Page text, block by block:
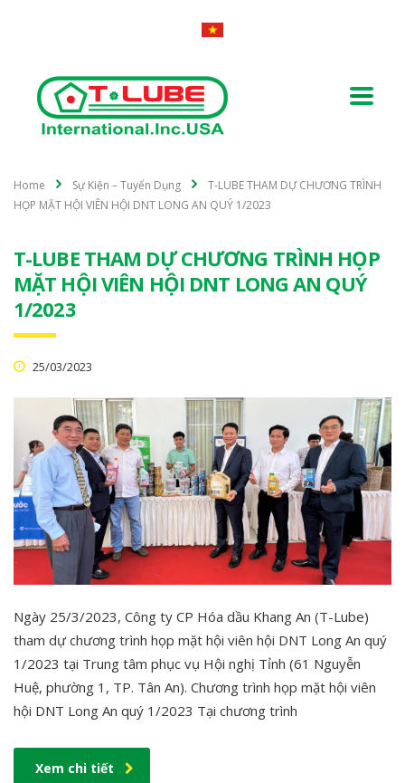
Home Sự Kiện – Tuyển Dụng
T-LUBE THAM DỰ CHƯƠNG TRÌNH
HỌP MẶT HỘI VIÊN HỘI DNT LONG AN QUÝ 1/2023
T-LUBE THAM DỰ CHƯƠNG TRÌNH HỌP
MẶT HỘI VIÊN HỘI DNT LONG AN QUÝ
1/2023
25/03/2023
Ngày 25/3/2023, Công ty CP Hóa dầu Khang An (T-Lube)
tham dự chương trình họp mặt hội viên hội DNT Long An quý
1/2023 tại Trung tâm phục vụ Hội nghị Tỉnh (61 Nguyễn
Huệ, phường 1, TP. Tân An). Chương trình họp mặt hội viên
hội DNT Long An quý 1/2023 Tại chương trình
Xem chi tiết